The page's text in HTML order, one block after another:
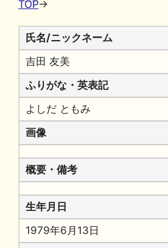
TOP→
氏名/ニックネーム
吉田 友美
ふりがな・英表記
よしだ ともみ
画像
概要・備考
生年月日
1979年6月13日